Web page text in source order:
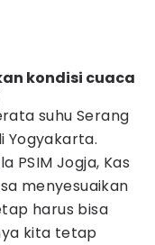
kondisi cuaca
suhu Serang
Yogyakarta.
PSIM Jogja, Kas
menyesuaikan
harus bisa
kita tetap